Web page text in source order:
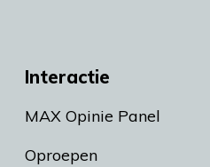
Interactie
MAX Opinie Panel
Oproepen